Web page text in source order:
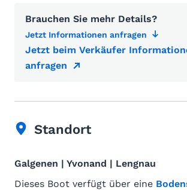
Brauchen Sie mehr Details?
Jetzt Informationen anfragen
Jetzt beim Verkäufer
anfragen
Standort
Galgenen | Yvonand | Lengnau
Dieses Boot verfügt über eine